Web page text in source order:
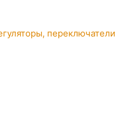
переключатели